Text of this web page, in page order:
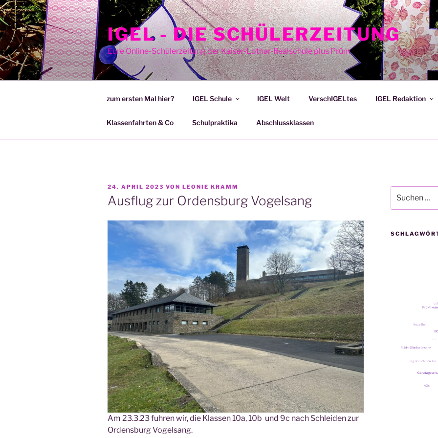
Zum
Inhalt
springen
IGEL - DIE SCHÜLERZEITUNG
Eure Online-Schülerzeitung der Kaiser-Lothar-Realschule plus Prüm
zum ersten Mal hier? IGEL Schule IGEL Welt VerschIGELtes IGEL Redaktion
Klassenfahrten & Co Schulpraktika Abschlussklassen
VERÖFFENTLICHT
AM
24. APRIL 2023 VON LEONIE KRAMM
Ausflug zur Ordensburg Vogelsang
Am 23.3.23 fuh­ren wir, die Klas­sen 10a, 10b und 9c nach Schlei­den zur
Ordens­burg Vogelsang.
nach: